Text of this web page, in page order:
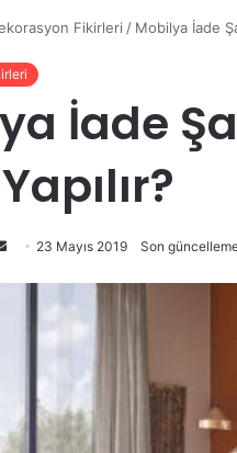
Fikirleri / Mobilya İade
İade
s
23 Mayıs 2019 Son